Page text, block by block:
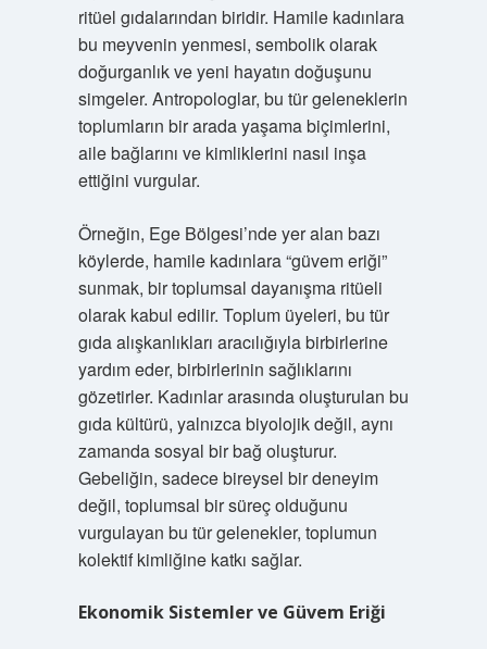
ritüel gıdalarından biridir. Hamile kadınlara
bu meyvenin yenmesi, sembolik olarak
doğurganlık ve yeni hayatın doğuşunu
simgeler. Antropologlar, bu tür geleneklerin
toplumların bir arada yaşama biçimlerini,
aile bağlarını ve kimliklerini nasıl inşa
ettiğini vurgular.
Örneğin, Ege Bölgesi’nde yer alan bazı
köylerde, hamile kadınlara “güvem eriği”
sunmak, bir toplumsal dayanışma ritüeli
olarak kabul edilir. Toplum üyeleri, bu tür
gıda alışkanlıkları aracılığıyla birbirlerine
yardım eder, birbirlerinin sağlıklarını
gözetirler. Kadınlar arasında oluşturulan bu
gıda kültürü, yalnızca biyolojik değil, aynı
zamanda sosyal bir bağ oluşturur.
Gebeliğin, sadece bireysel bir deneyim
değil, toplumsal bir süreç olduğunu
vurgulayan bu tür gelenekler, toplumun
kolektif kimliğine katkı sağlar.
Ekonomik Sistemler ve Güvem Eriği